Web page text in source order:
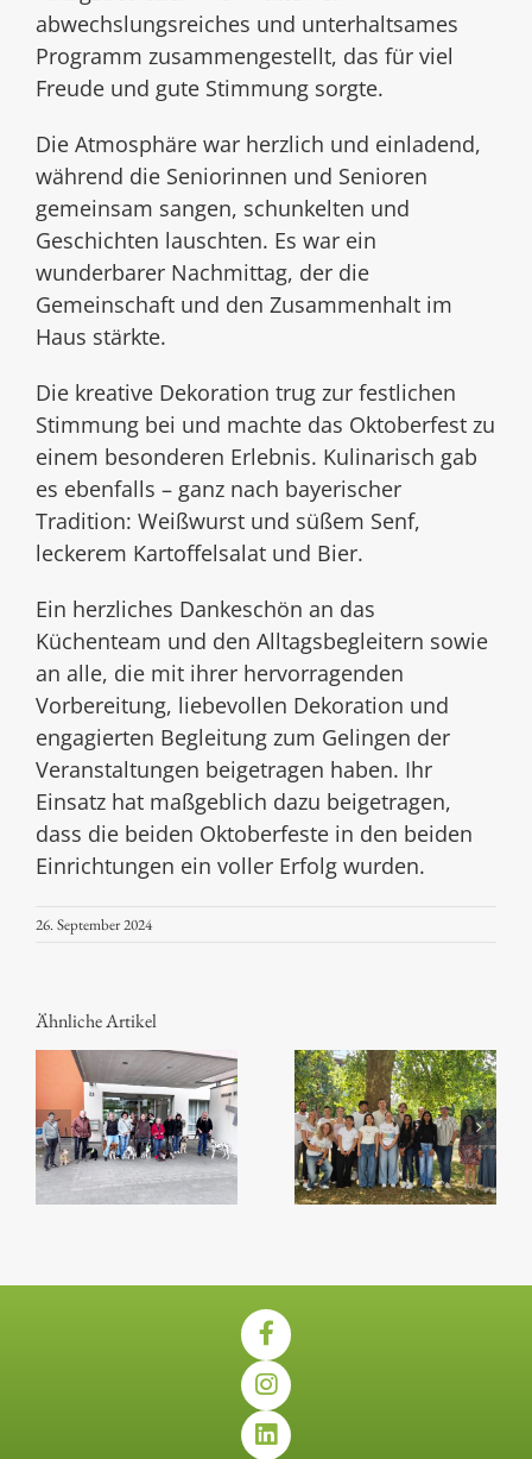
abwechslungsreiches und unterhaltsames
Programm zusammengestellt, das für viel
Freude und gute Stimmung sorgte.
Die Atmosphäre war herzlich und einladend,
während die Seniorinnen und Senioren
gemeinsam sangen, schunkelten und
Geschichten lauschten. Es war ein
wunderbarer Nachmittag, der die
Gemeinschaft und den Zusammenhalt im
Haus stärkte.
Die kreative Dekoration trug zur festlichen
Stimmung bei und machte das Oktoberfest zu
einem besonderen Erlebnis. Kulinarisch gab
es ebenfalls – ganz nach bayerischer
Tradition: Weißwurst und süßem Senf,
leckerem Kartoffelsalat und Bier.
Ein herzliches Dankeschön an das
Küchenteam und den Alltagsbegleitern sowie
an alle, die mit ihrer hervorragenden
Vorbereitung, liebevollen Dekoration und
engagierten Begleitung zum Gelingen der
Veranstaltungen beigetragen haben. Ihr
Einsatz hat maßgeblich dazu beigetragen,
dass die beiden Oktoberfeste in den beiden
Einrichtungen ein voller Erfolg wurden.
26. September 2024
Ähnliche Artikel